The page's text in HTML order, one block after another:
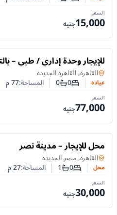
السعر
15,000جنيه
للايجار
للإيجار وحدة إداري / طبي –
عيادهفي
القاهرة, القاهرة الجديدة
عياده عدد غرف النوم
0عدد الحمامات
0 المساحة:77م
السعر
77,000جنيه
للايجار
محل للإيجار – مدينة نصر
محلفي
القاهرة, مصر الجديدة
محل عدد غرف النوم
0عدد الحمامات
1 المساحة:27م
السعر
30,000جنيه